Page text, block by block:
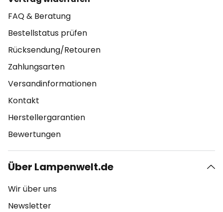
FAQ & Beratung
Bestellstatus prüfen
Rücksendung/Retouren
Zahlungsarten
Versandinformationen
Kontakt
Herstellergarantien
Bewertungen
Über Lampenwelt.de
Wir über uns
Newsletter